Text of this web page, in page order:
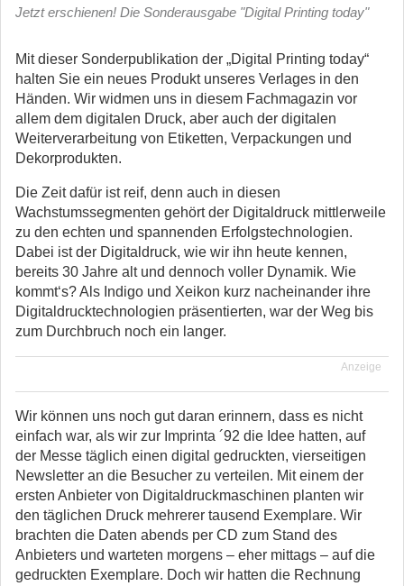
Jetzt erschienen! Die Sonderausgabe "Digital Printing today"
Mit dieser Sonderpublikation der „Digital Printing today“
halten Sie ein neues Produkt unseres Verlages in den
Händen. Wir widmen uns in diesem Fachmagazin vor
allem dem digitalen Druck, aber auch der digitalen
Weiterverarbeitung von Etiketten, Verpackungen und
Dekorprodukten.
Die Zeit dafür ist reif, denn auch in diesen
Wachstumssegmenten gehört der Digitaldruck mittlerweile
zu den echten und spannenden Erfolgstechnologien.
Dabei ist der Digitaldruck, wie wir ihn heute kennen,
bereits 30 Jahre alt und dennoch voller Dynamik. Wie
kommt‘s? Als Indigo und Xeikon kurz nacheinander ihre
Digitaldrucktechnologien präsentierten, war der Weg bis
zum Durchbruch noch ein langer.
Anzeige
Wir können uns noch gut daran erinnern, dass es nicht
einfach war, als wir zur Imprinta ´92 die Idee hatten, auf
der Messe täglich einen digital gedruckten, vierseitigen
Newsletter an die Besucher zu verteilen. Mit einem der
ersten Anbieter von Digitaldruckmaschinen planten wir
den täglichen Druck mehrerer tausend Exemplare. Wir
brachten die Daten abends per CD zum Stand des
Anbieters und warteten morgens – eher mittags – auf die
gedruckten Exemplare. Doch wir hatten die Rechnung